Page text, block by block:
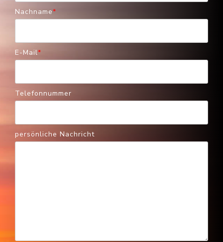
Nachname*
E-Mail*
Telefonnummer
persönliche Nachricht